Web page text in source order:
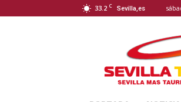
33.2 C Sevilla,es
Taurina